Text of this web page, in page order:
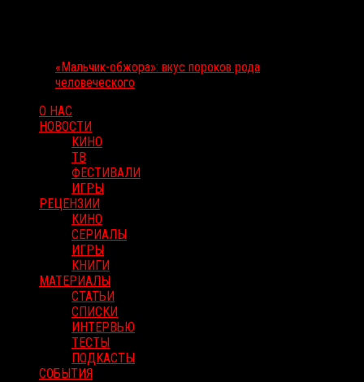
«Мальчик-обжора»: вкус пороков рода
человеческого
О НАС
НОВОСТИ
КИНО
ТВ
ФЕСТИВАЛИ
ИГРЫ
РЕЦЕНЗИИ
КИНО
СЕРИАЛЫ
ИГРЫ
КНИГИ
МАТЕРИАЛЫ
СТАТЬИ
СПИСКИ
ИНТЕРВЬЮ
ТЕСТЫ
ПОДКАСТЫ
СОБЫТИЯ